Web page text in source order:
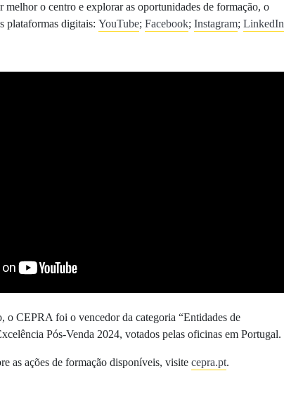
melhor o centro e explorar as oportunidades de formação, o
plataformas digitais: YouTube; Facebook; Instagram;
o CEPRA foi o vencedor da categoria “Entidades de
Pós-Venda 2024, votados pelas oficinas em Portugal.
as ações de formação disponíveis, visite cepra.pt.